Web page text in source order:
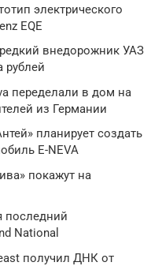
электрического
EQE
внедорожник УАЗ
рублей
переделали в дом на
из Германии
планирует создать
E-NEVA
покажут на
последний
National
получил ДНК от